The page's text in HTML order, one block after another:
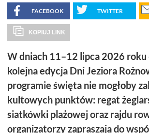
FACEBOOK TWITTER
KOPIUJ LINK
W dniach 11–12 lipca 2026 roku
kolejna edycja Dni Jeziora
programie święta nie mogłoby
kultowych punktów: regat
siatkówki plażowej oraz rajdu
organizatorzy zapraszają do